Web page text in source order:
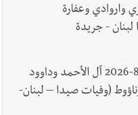
- 10-8-2026 آل غريري واروادي وعفارة
لبنان - جريدة
وفاة الحاجة وداد علي الحاج داوود 8-8-2026 آل الأحمد وداوود
(وفيات صيدا – لبنان-